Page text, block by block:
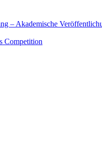
– Akademische
Competition